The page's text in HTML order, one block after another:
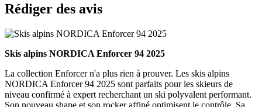
Rédiger des avis
Skis alpins NORDICA Enforcer 94 2025
La collection Enforcer n'a plus rien à prouver. Les skis alpins
NORDICA Enforcer 94 2025 sont parfaits pour les skieurs de
niveau confirmé à expert recherchant un ski polyvalent performant.
Son nouveau shape et son rocker affiné optimisent le contrôle. Sa